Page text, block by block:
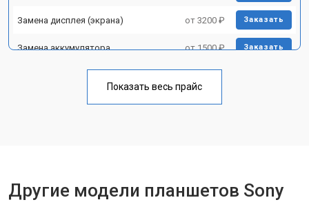
Замена дисплея (экрана) от 3200 ₽ Заказать
Замена аккумулятора от 1500 ₽ Заказать
Замена материнской платы от 3200 ₽
Показать весь прайс
Другие модели планшетов Sony